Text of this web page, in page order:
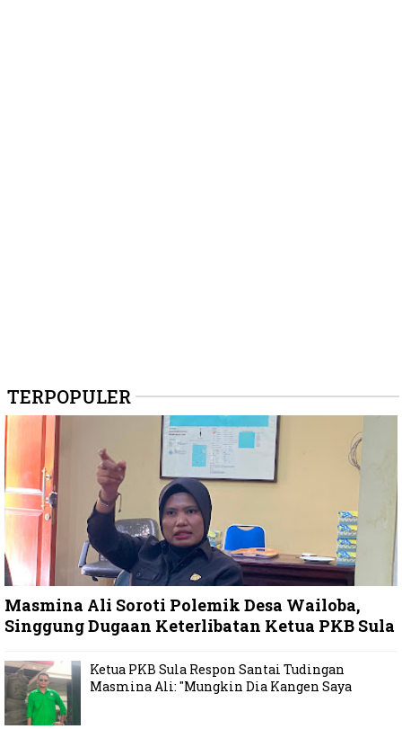
TERPOPULER
Masmina Ali Soroti Polemik Desa Wailoba,
Singgung Dugaan Keterlibatan Ketua PKB Sula
Ketua PKB Sula Respon Santai Tudingan
Masmina Ali: "Mungkin Dia Kangen Saya